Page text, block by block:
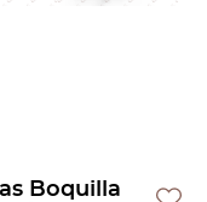
Boquilla